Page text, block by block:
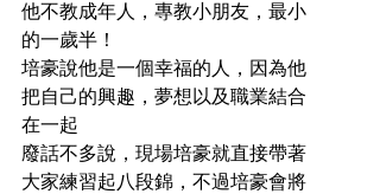
他不教成年人，專教小朋友，最小
的一歲半！
培豪說他是一個幸福的人，因為他
把自己的興趣，夢想以及職業結合
在一起
廢話不多說，現場培豪就直接帶著
大家練習起八段錦，不過培豪會將